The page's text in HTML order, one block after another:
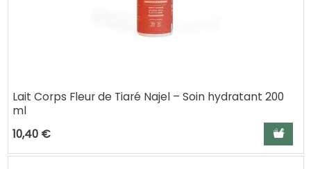
Lait Corps Fleur de Tiaré Najel – Soin hydratant 200
ml
10,40 €
Ajouter